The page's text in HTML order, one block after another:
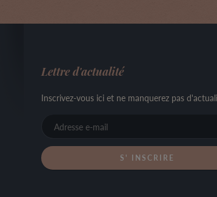
Lettre d'actualité
Inscrivez-vous ici et ne manquerez pas